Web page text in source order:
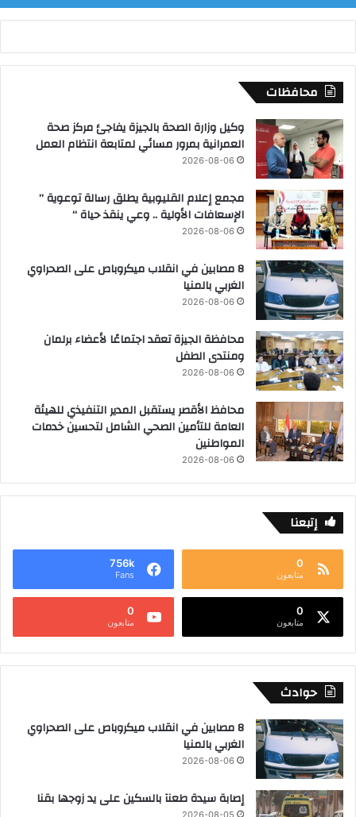
محافظات
وكيل وزارة الصحة بالجيزة يفاجئ مركز صحة
العمرانية بمرور مسائي لمتابعة انتظام العمل
2026-08-06
مجمع إعلام القليوبية يطلق رسالة توعوية ”
الإسعافات الأولية .. وعي ينقذ حياة “
2026-08-06
8 مصابين في انقلاب ميكروباص على الصحراوي
الغربي بالمنيا
2026-08-06
محافظة الجيزة تعقد اجتماعًا لأعضاء برلمان
ومنتدى الطفل
2026-08-06
محافظ الأقصر يستقبل المدير التنفيذي للهيئة
العامة للتأمين الصحي الشامل لتحسين خدمات
المواطنين
2026-08-06
إتبعنا
0
متابعون
756k
Fans
0
متابعون
0
متابعون
حوادث
8 مصابين في انقلاب ميكروباص على الصحراوي
الغربي بالمنيا
2026-08-06
إصابة سيدة طعنآ بالسكين على يد زوجها بقنا
2026-08-05